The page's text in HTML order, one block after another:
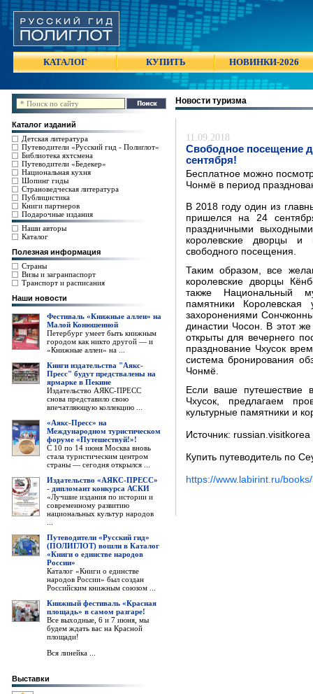
КАТАЛОГ КУПИТЬ НОВИНКИ-2026
Каталог изданий
Детская литература
Путеводители «Русский гид - Полиглот»
Библиотека яхтсмена
Путеводители «Бедекер»
Национальная кухня
Шопинг гиды
Страноведческая литература
Публицистика
Книги партнеров
Подарочные издания
Наши авторы
Каталог
Полезная информация
Страны
Визы и загранпаспорт
Транспорт и расписания
Наши новости
Фестиваль «Книжные аллеи» на
Малой Конюшенной
Петербург умеет быть книжным
городом как никто другой — и
«Книжные аллеи» на ...
Книги издательства "Аякс-
Пресс" будут предствалены на
ярмарке в Пекине
Издательство АЯКС-ПРЕСС
снова представило свою
впечатляющую коллекцию ...
«Аякс-Пресс» на
Международном туристическом
форуме «Путешествуй!»!
С 10 по 14 июня Москва вновь
стала туристическим центром
страны — сегодня открылся ...
Издательство «АЯКС-ПРЕСС»
- дипломант конкурса АСКИ
«Лучшие издания по истории и
современному развитию
национальных культур народов
Путеводители «Русский гид»
(ПОЛИГЛОТ) вошли в Каталог
«Книги о единстве народов
России»
Каталог «Книги о единстве
народов России» был создан
Российским книжным союзом ...
Книжный фестиваль «Красная
площадь» в самом разгаре!
Все выходные, 6 и 7 июня, мы
будем ждать вас на Красной
площади!
Вся линейка ...
Выставки
Новости туризма
11.09.2018
Свободное посещение
сентября!
Бесплатное можно
Чонмё в период
В 2018 году один из
пришелся на 24
праздничными
королевские дворцы и
свободного посещения.
Таким образом, все
королевские дворцы
также Национальный
памятники
захоронениями
династии Чосон. В этот
открыты для вечернего
празднование Чхусок
система бронирования
Чонмё.
Если ваше путешествие
Чхусок, предлагаем
культурные памятники и
Источник: russian.visitkorea
Купить путеводитель по
https://www.labirint.ru/